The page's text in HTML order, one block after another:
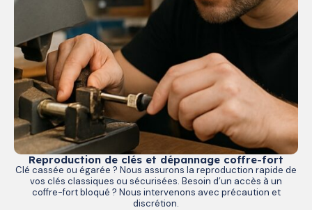
Reproduction de clés et dépannage coffre-fort
Clé cassée ou égarée ? Nous assurons la reproduction rapide de
vos clés classiques ou sécurisées. Besoin d’un accès à un
coffre-fort bloqué ? Nous intervenons avec précaution et
discrétion.